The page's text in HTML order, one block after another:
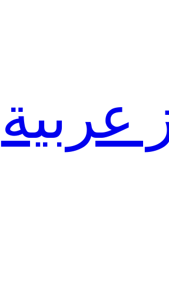
عربية